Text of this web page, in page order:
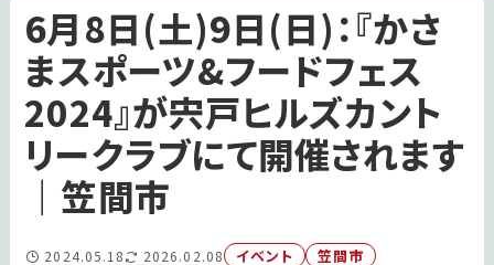
6月8日(土)9日(日)：『かさ
まスポーツ&フードフェス
2024』が宍戸ヒルズカント
リークラブにて開催されます
｜笠間市
イベント 笠間市
2024.05.18
2026.02.08